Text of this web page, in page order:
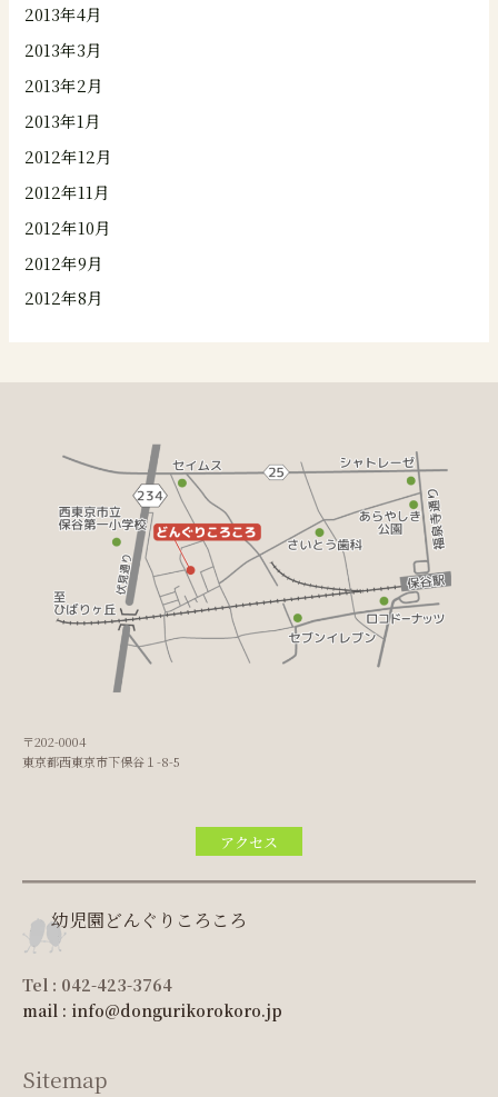
2013年4月
2013年3月
2013年2月
2013年1月
2012年12月
2012年11月
2012年10月
2012年9月
2012年8月
〒202-0004
東京都西東京市下保谷１-8-5
アクセス
幼児園どんぐりころころ
Tel : 042-423-3764
mail : info@dongurikorokoro.jp
Sitemap